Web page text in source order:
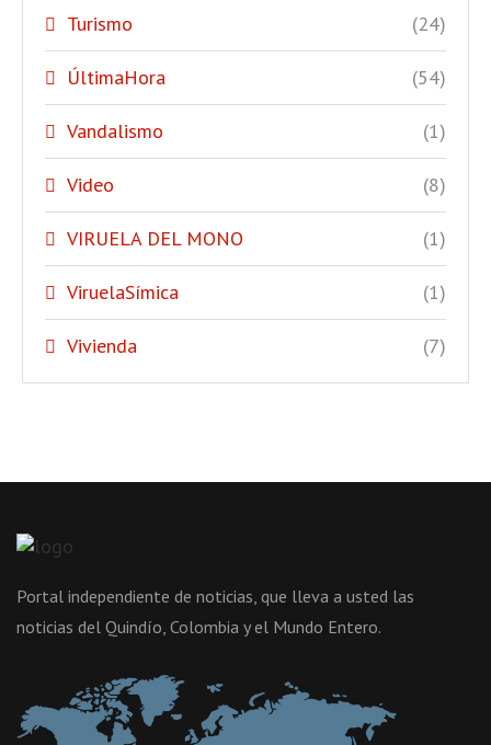
Turismo (24)
ÚltimaHora (54)
Vandalismo (1)
Video (8)
VIRUELA DEL MONO (1)
ViruelaSímica (1)
Vivienda (7)
Portal independiente de noticias, que lleva a usted las
noticias del Quindío, Colombia y el Mundo Entero.